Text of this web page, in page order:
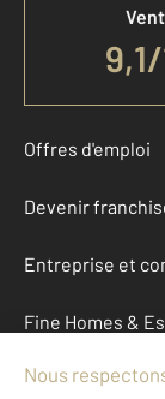
9,1/
Offres d'emploi
Devenir
Entreprise et
Fine Homes &
À propos